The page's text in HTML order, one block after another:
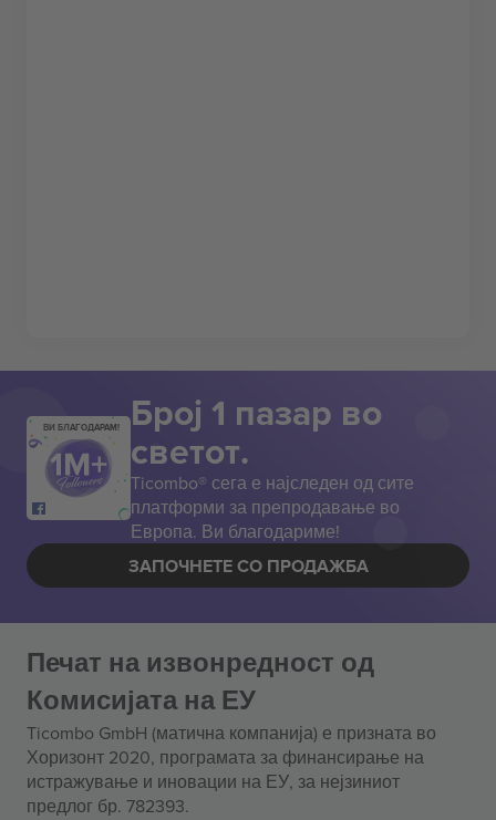
ВИ БЛАГОДАРАМ! Број 1 пазар во
светот.
Ticombo® сега е најследен од сите
платформи за препродавање во
Европа. Ви благодариме!
ЗАПОЧНЕТЕ СО ПРОДАЖБА
Печат на извонредност од
Комисијата на ЕУ
Ticombo GmbH (матична компанија) е призната во
Хоризонт 2020, програмата за финансирање на
истражување и иновации на ЕУ, за нејзиниот
предлог бр. 782393.